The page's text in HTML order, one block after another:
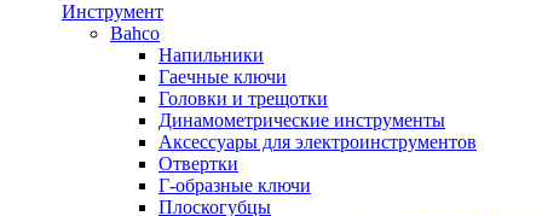
Инструмент
Bahco
Напильники
Гаечные ключи
Головки и трещотки
Динамометрические инструменты
Аксессуары для электроинструментов
Отвертки
Г-образные ключи
Плоскогубцы